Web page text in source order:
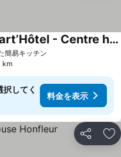
簡易キッチン
La Maison d’Eugène Appart’Hôtel - Centre historique
km
してく
料金を表示
シェア お